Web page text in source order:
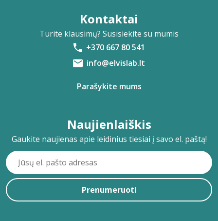
Kontaktai
Turite klausimų? Susisiekite su mumis
+370 667 80 541
info@elvislab.lt
Parašykite mums
Naujienlaiškis
Gaukite naujienas apie leidinius tiesiai į savo el. paštą!
Prenumeruoti